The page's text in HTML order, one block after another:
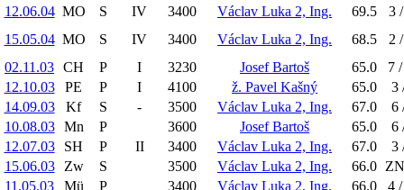
12.06.04 MO S IV 3400 Václav Luka 2, Ing. 69.5
3
15.05.04 MO S IV 3400 Václav Luka 2, Ing. 68.5
2
02.11.03 CH P I 3230 Josef Bartoš 65.0
7
12.10.03
PE P I 4100 ž. Pavel Kašný 65.0
3
14.09.03
Kf S - 3500 Václav Luka 2, Ing. 67.0
6
10.08.03
Mn P 3600 Josef Bartoš 65.0
6
12.07.03
SH P II 3400 Václav Luka 2, Ing. 67.0
3
15.06.03
Zw S 3500 Václav Luka 2, Ing. 66.0
11.05.03
Mü P 3400 Václav Luka 2, Ing. 66.0
4